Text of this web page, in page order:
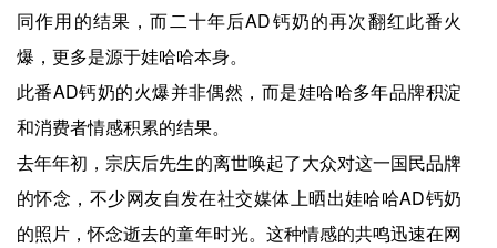
同作用的结果，而二十年后AD钙奶的再次翻红此番火
爆，更多是源于娃哈哈本身。
此番AD钙奶的火爆并非偶然，而是娃哈哈多年品牌积淀
和消费者情感积累的结果。
去年年初，宗庆后先生的离世唤起了大众对这一国民品牌
的怀念，不少网友自发在社交媒体上晒出娃哈哈AD钙奶
的照片，怀念逝去的童年时光。这种情感的共鸣迅速在网